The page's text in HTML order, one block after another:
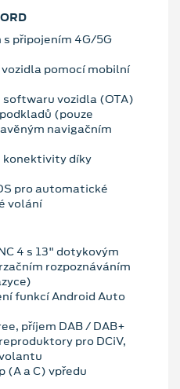
připojením 4G/5G
pomocí mobilní
vozidla (OTA)
(pouze
navigačním
konektivity díky
pro automatické
volání
4 s 13" dotykovým
rozpoznáváním
funkcí Android Auto
příjem DAB / DAB+
pro DCiV,
(A a C) vpředu